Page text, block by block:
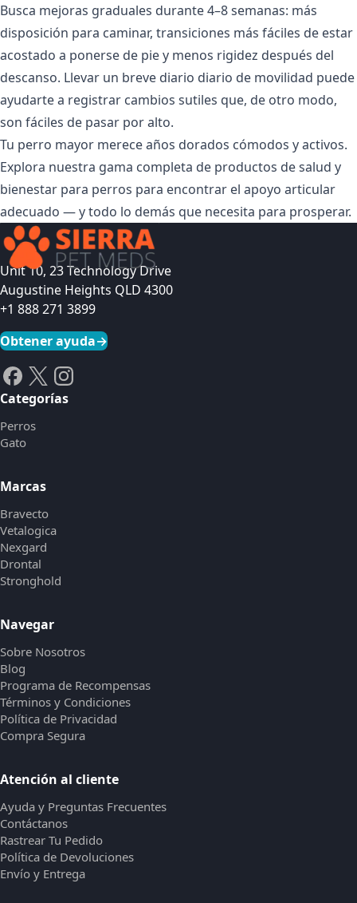
Busca mejoras graduales durante 4–8 semanas: más
disposición para caminar, transiciones más fáciles de estar
acostado a ponerse de pie y menos rigidez después del
descanso. Llevar un breve diario diario de movilidad puede
ayudarte a registrar cambios sutiles que, de otro modo,
son fáciles de pasar por alto.
Tu perro mayor merece años dorados cómodos y activos.
Explora nuestra gama completa de productos de salud y
bienestar para perros para encontrar el apoyo articular
adecuado — y todo lo demás que necesita para prosperar.
Unit 10, 23 Technology Drive
Augustine Heights QLD 4300
+1 888 271 3899
Obtener ayuda→
Categorías
Perros
Gato
Marcas
Bravecto
Vetalogica
Nexgard
Drontal
Stronghold
Navegar
Sobre Nosotros
Blog
Programa de Recompensas
Términos y Condiciones
Política de Privacidad
Compra Segura
Atención al cliente
Ayuda y Preguntas Frecuentes
Contáctanos
Rastrear Tu Pedido
Política de Devoluciones
Envío y Entrega